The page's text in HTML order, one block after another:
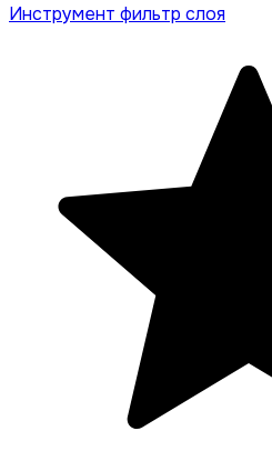
Инструмент фильтр слоя